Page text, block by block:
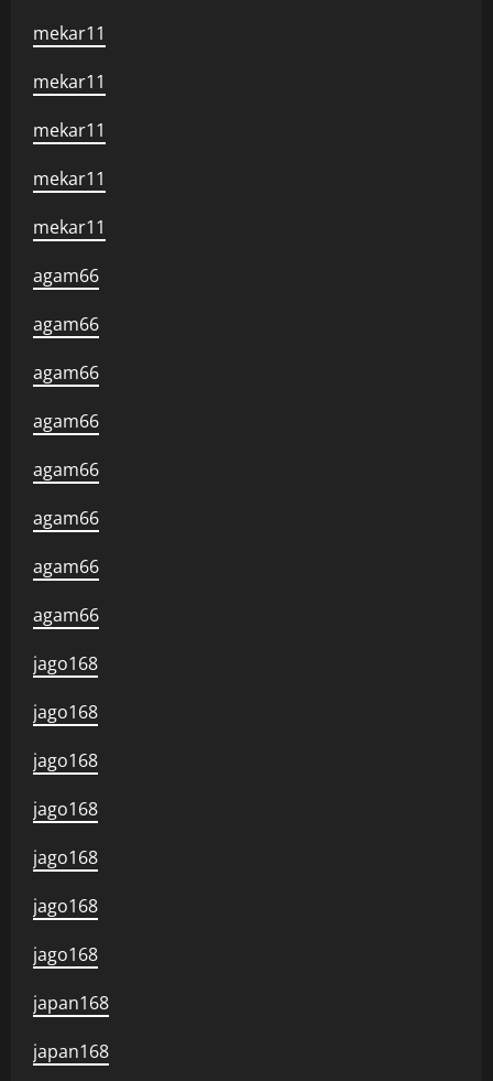
mekar11
mekar11
mekar11
mekar11
mekar11
agam66
agam66
agam66
agam66
agam66
agam66
agam66
agam66
jago168
jago168
jago168
jago168
jago168
jago168
jago168
japan168
japan168